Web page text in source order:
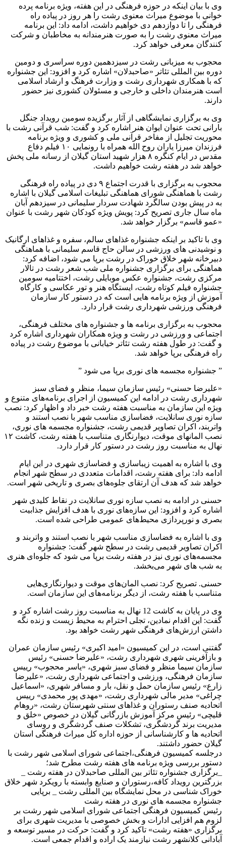
وی با بیان اینکه در حوزه فرهنگی در این هفته، ویژه برنامه پرده
خوانی با موضوع میراث معنوی رشت را هر روز در پیاده راه
فرهنگی را تا دوازدهم دی خواهیم داشت، ادامه داد: این برنامه
میراث معنوی رشت را به صورت هنرمندانه به مخاطبان و شرکت
کنندگان معرفی خواهد کرد.
محجوب به میزبانی رشت در سیزدهمین دوره سراسری و دومین
دوره بین المللی تئاتر «صاحبدلان» اشاره کرد و افزود: این جشنواره
که با همکاری شهرداری رشت و وزارت فرهنگ و ارشاد اسلامی
است هنرمندان داخلی و خارجی و مسئولان کشوری نیز حضور
دارند.
وی به برگزاری نمایشگاهی از آثار برگزیده سومین رویداد جنگل
بارانی تحت عنوان ایوان هنر اشاره کرد و گفت: شب قرآنی رشت با
محوریت تجلیل از مفاخر قرآنی ملی و کشوری و ویژه برنامه
فرزندان میرزا یاران روح الله همراه با رونمایی ۱۰ فیلم دفاع
مقدس در ایام کنگره ۸ هزار شهید استان گیلان از رسانه ملی پخش
خواهد شد در هفته رشت خواهیم داشت.
محجوب به برگزاری با قدرت اجتماع ۹ دی در پیاده راه فرهنگی
رشت با هماهنگی شورای هماهنگی تبلیغات اسلامی گیلان با اشاره
به در پیش بودن سالگرد شهادت سردار سلیمانی در سیزدهم آبان
ماه سال جاری تصریح کرد: پویش ویژه کودکان شهر رشت با عنوان
«عمو قاسم» برگزار خواهد شد.
وی با تاکید بر اینکه جشنواره غذاهای سالم، سفره و غذاهای ارگانیک
و نوشیدنی های ورزشی در سالن حاج قاسم سلیمانی با هماهنگی
دبیرخانه شهر خلاق خوراک در رشت برپا می شود، اضافه کرد:
هماهنگی برای برگزاری جشنواره ملی شب شعر رشت در تالار
مرکزی رشت، جشنواره عکس موبایلی رشت، اختتامیه سومین
جشنواره فیلم کوتاه رشت، ایستگاه هنر و تور عکاسی و کارگاه
آموزش از ویژه برنامه هایی است که در دستور کار سازمان
فرهنگی ورزشی شهرداری رشت قرار دارد.
محجوب به برگزاری برنامه ها و جشنواره های مختلف فرهنگی،
اجتماعی و ورزشی در رشت و ویژه همکاران شهرداری اشاره کرد
و گفت: در طول هفته رشت تئاتر خیابانی با موضوع رشت در پیاده
راه فرهنگی برپا خواهد شد.
” جشنواره مجسمه های نوری برپا می شود ”
«علیرضا حسنی» رئیس سازمان سیما، منظر و فضای سبز
شهرداری رشت در ادامه این کمیسیون از اجرای برنامه‌های متنوع و
ویژه این سازمان به مناسبت هفته رشت خبر داد و اظهار کرد: نصب
سازه نوری سانلایت، فضاسازی مناسب شهر با نصب استند و
واتربند، اکران تصاویر قدیمی رشت، جشنواره مجسمه های نوری،
نصب المانهای موقت، دیوارنگاری متناسب با هفته رشت، کاشت ۱۲
نهال به مناسبت روز رشت در دستور کار قرار دارد.
وی با اشاره به اهمیت زیباسازی و فضاسازی شهری در این ایام
ادامه داد: برای هفته رشت، اقدامات متعددی در سطح شهر انجام
خواهد شد که هدف آن ارتقای جلوه‌های بصری و تاریخی شهر است.
حسنی در ادامه به نصب سازه نوری سانلایت در نقاط کلیدی شهر
اشاره کرد و افزود: این سازه‌های نوری با هدف افزایش جذابیت
بصری و نورپردازی محیط‌های عمومی طراحی شده است.
وی با اشاره به فضاسازی مناسب شهر با نصب استند و واتربند و
اکران تصاویر قدیمی رشت در سطح شهر گفت: جشنواره
مجسمه‌های نوری نیز در هفته رشت برپا می شود که جلوه‌ای هنری
به شب‌ های شهر می‌بخشد.
حسنی. تصریح کرد: نصب المان‌های موقت و دیوارنگاری‌هایی
متناسب با هفته رشت، از دیگر برنامه‌های این سازمان است.
وی در پایان به کاشت 12 نهال به مناسبت روز رشت اشاره کرد و
گفت: این اقدام نمادین، تجلی احترام به محیط زیست و زنده نگه
داشتن ارزش‌های فرهنگی شهر رشت خواهد بود.
گفتنی است، در این کمیسیون «امید اکبری» رئیس سازمان عمران
و بازآفرینی شهری شهرداری رشت، «علیرضا حسنی» رئیس
سازمان سیما منظر و فضای سبز شهری، «یاسر محجوب» رییس
سازمان فرهنگی، ورزشی و اجتماعی شهرداری رشت، «علیرضا
زارع» رئیس سازمان حمل و نقل، بار و مسافر شهری، «اسماعیل
چراغی» مدیر مالی شهرداری رشت، «مهدی پور محمدی» رییس
اتحادیه صنف رستوران و غذاهای سنتی شهرستان رشت، «روهام
قلیچی» رئیس مرکز آموزش بازرگانی گیلان در خصوص «خلق و
مدیریت برند گردشگری، تشکلات صنف گردشگری و روسای
اتحادیه ها و کارشناسانی از حوزه اداره کل میراث فرهنگی استان
گیلان حضور داشتند.
درجلسه کمیسیون فرهنگی،اجتماعی شورای اسلامی شهر رشت با
دستور بررسی ویژه برنامه های هفته رشت مطرح شد؛
_برگزاری جشنواره تئاتر بین المللی صاحبدلان در هفته رشت _
بزرگترین رویداد کافه،رستوران و صنایع وابسته با رویکرد شهر خلاق
خوراک شناسی در محل نمایشگاه بین المللی رشت _ برپایی
جشنواره مجسمه های نوری در هفته رشت
رئیس کمیسیون فرهنگی اجتماعی شورای اسلامی شهر رشت بر
لزوم هم افزایی ادارات و بخش خصوصی با مدیریت شهری برای
برگزاری «هفته رشت» تاکید کرد و گفت: حرکت در مسیر توسعه و
آبادانی کلانشهر رشت نیازمند یک اراده و اقدام جمعی است.